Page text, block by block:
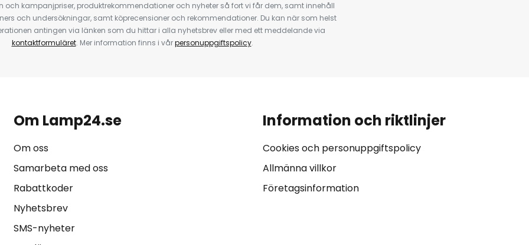
och kampanjpriser, produktrekommendationer och nyheter så fort vi får dem, samt innehåll
och undersökningar, samt köprecensioner och rekommendationer. Du kan när som helst
antingen via länken som du hittar i alla nyhetsbrev eller med ett meddelande via
kontaktformuläret. Mer information finns i vårpersonuppgiftspolicy.
Om Lamp24.se
Om oss
Samarbeta med oss
Rabattkoder
Nyhetsbrev
SMS-nyheter
Information och riktlinjer
Cookies och personuppgiftspolicy
Allmänna villkor
Företagsinformation